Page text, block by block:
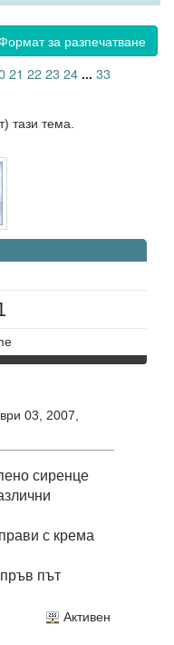
за разпечатване
21 222324 ... 33
тази тема.
03, 2007,
сиренце
с крема
път
Активен